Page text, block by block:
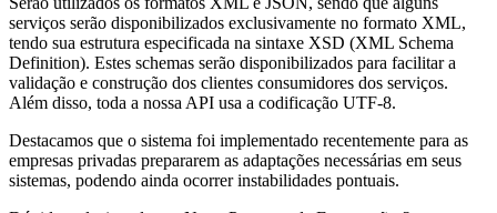
serviços serão disponibilizados exclusivamente no formato XML,
tendo sua estrutura especificada na sintaxe XSD (XML Schema
Definition). Estes schemas serão disponibilizados para facilitar a
validação e construção dos clientes consumidores dos serviços.
Além disso, toda a nossa API usa a codificação UTF-8.
Destacamos que o sistema foi implementado recentemente para as
empresas privadas prepararem as adaptações necessárias em seus
sistemas, podendo ainda ocorrer instabilidades pontuais.